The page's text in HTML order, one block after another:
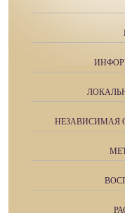
НЕЗАВИСИМАЯ